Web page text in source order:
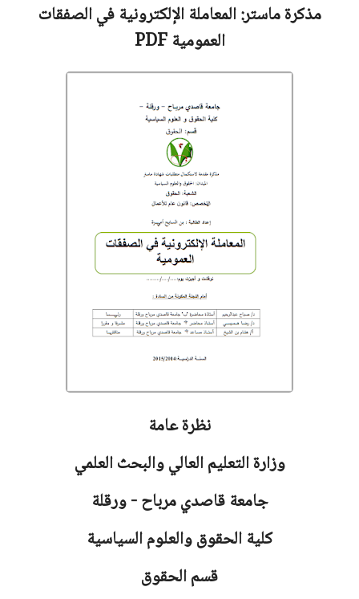
مذكرة ماستر:المعاملة الإلكترونية في الصفقات
العمومية PDF
نظرة عامة
وزارة التعليم العالي والبحث العلمي
جامعةقاصدي مرباح - ورقلة
كلية الحقوق والعلوم السياسية
قسم الحقوق